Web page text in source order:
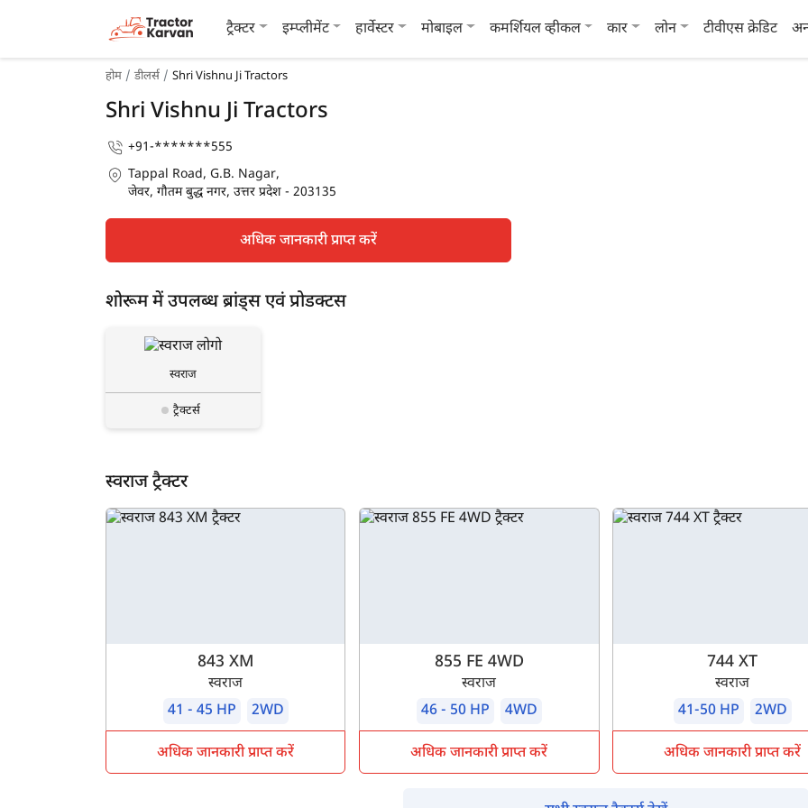
ट्रैक्टर इम्प्लीमेंट हार्वेस्टर मोबाइल कमर्शियल व्हीकल कार लोन टीवीएस क्रेडिट
होम डीलर्स Shri Vishnu Ji Tractors
Shri Vishnu Ji Tractors
+91-*******555
Tappal Road, G.B. Nagar,
जेवर, गौतम बुद्ध नगर, उत्तर प्रदेश - 203135
अधिक जानकारी प्राप्त करें
शोरूम में उपलब्ध ब्रांड्स एवं प्रोडक्टस
स्वराज
ट्रैक्टर्स
स्वराज ट्रैक्टर
843 XM
स्वराज
41 - 45 HP
2WD
अधिक जानकारी प्राप्त करें
855 FE 4WD
स्वराज
46 - 50 HP
4WD
अधिक जानकारी प्राप्त करें
744 XT
स्वराज
41-50 HP
2WD
अधिक जानकारी प्राप्त करें